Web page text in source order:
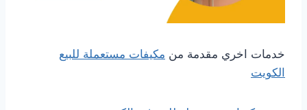
خدمات اخري مقدمة من مكيفات مستعملة للبيع
الكويت